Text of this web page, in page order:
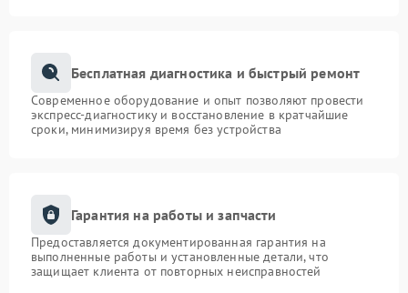
Бесплатная диагностика и быстрый ремонт
Современное оборудование и опыт позволяют провести
экспресс-диагностику и восстановление в кратчайшие
сроки, минимизируя время без устройства
Гарантия на работы и запчасти
Предоставляется документированная гарантия на
выполненные работы и установленные детали, что
защищает клиента от повторных неисправностей